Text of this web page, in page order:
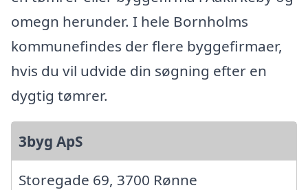
omegn herunder. I hele Bornholms
kommunefindes der flere byggefirmaer,
hvis du vil udvide din søgning efter en
dygtig tømrer.
3byg ApS
Storegade 69, 3700 Rønne